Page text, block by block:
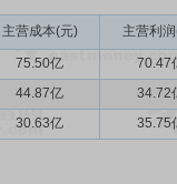
主营成本(元) 主营利
75.50亿
70.47
44.87亿
34.72
30.63亿 35.75